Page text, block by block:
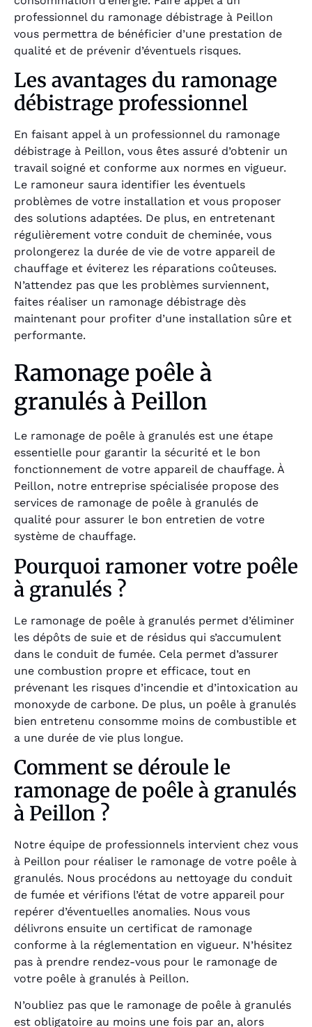
professionnel du ramonage débistrage à Peillon
vous permettra de bénéficier d’une prestation de
qualité et de prévenir d’éventuels risques.
Les avantages du ramonage
débistrage professionnel
En faisant appel à un professionnel du ramonage
débistrage à Peillon, vous êtes assuré d’obtenir un
travail soigné et conforme aux normes en vigueur.
Le ramoneur saura identifier les éventuels
problèmes de votre installation et vous proposer
des solutions adaptées. De plus, en entretenant
régulièrement votre conduit de cheminée, vous
prolongerez la durée de vie de votre appareil de
chauffage et éviterez les réparations coûteuses.
N’attendez pas que les problèmes surviennent,
faites réaliser un ramonage débistrage dès
maintenant pour profiter d’une installation sûre et
performante.
Ramonage poêle à
granulés à Peillon
Le ramonage de poêle à granulés est une étape
essentielle pour garantir la sécurité et le bon
fonctionnement de votre appareil de chauffage. À
Peillon, notre entreprise spécialisée propose des
services de ramonage de poêle à granulés de
qualité pour assurer le bon entretien de votre
système de chauffage.
Pourquoi ramoner votre poêle
à granulés ?
Le ramonage de poêle à granulés permet d’éliminer
les dépôts de suie et de résidus qui s’accumulent
dans le conduit de fumée. Cela permet d’assurer
une combustion propre et efficace, tout en
prévenant les risques d’incendie et d’intoxication au
monoxyde de carbone. De plus, un poêle à granulés
bien entretenu consomme moins de combustible et
a une durée de vie plus longue.
Comment se déroule le
ramonage de poêle à granulés
à Peillon ?
Notre équipe de professionnels intervient chez vous
à Peillon pour réaliser le ramonage de votre poêle à
granulés. Nous procédons au nettoyage du conduit
de fumée et vérifions l’état de votre appareil pour
repérer d’éventuelles anomalies. Nous vous
délivrons ensuite un certificat de ramonage
conforme à la réglementation en vigueur. N’hésitez
pas à prendre rendez-vous pour le ramonage de
votre poêle à granulés à Peillon.
N’oubliez pas que le ramonage de poêle à granulés
est obligatoire au moins une fois par an, alors